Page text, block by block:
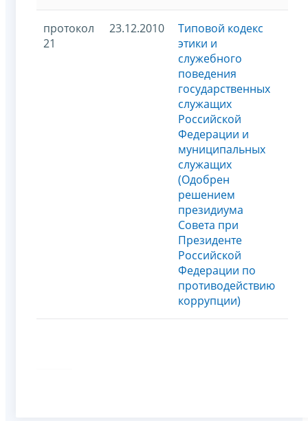
протокол
21
23.12.2010
Типовой кодекс
этики и
служебного
поведения
государственных
служащих
Российской
Федерации и
муниципальных
служащих
(Одобрен
решением
президиума
Совета при
Президенте
Российской
Федерации по
противодействию
коррупции)